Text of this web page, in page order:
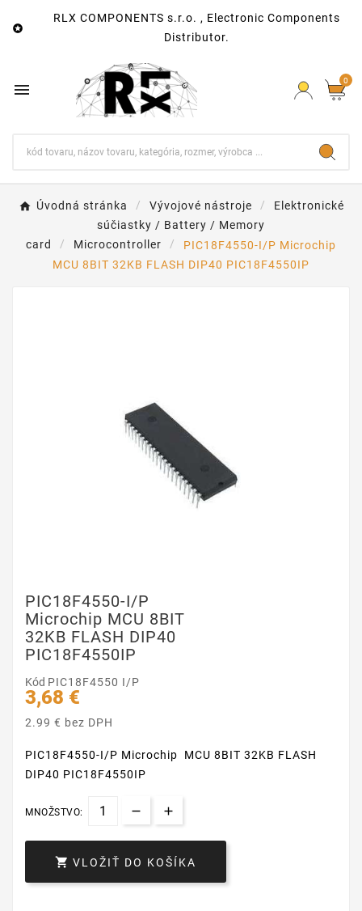

RLX COMPONENTS s.r.o. , Electronic Components
Distributor.
 0
Úvodná stránka Vývojové nástroje
Elektronické
súčiastky / Battery / Memory
card
Microcontroller
PIC18F4550-I/P Microchip
MCU 8BIT 32KB FLASH DIP40 PIC18F4550IP
PIC18F4550-I/P
Microchip MCU 8BIT
32KB FLASH DIP40
PIC18F4550IP
Kód PIC18F4550 I/P
3,68 €
2.99 € bez DPH
PIC18F4550-I/P Microchip MCU 8BIT 32KB FLASH
DIP40 PIC18F4550IP
MNOŽSTVO:
 VLOŽIŤ DO KOŠÍKA